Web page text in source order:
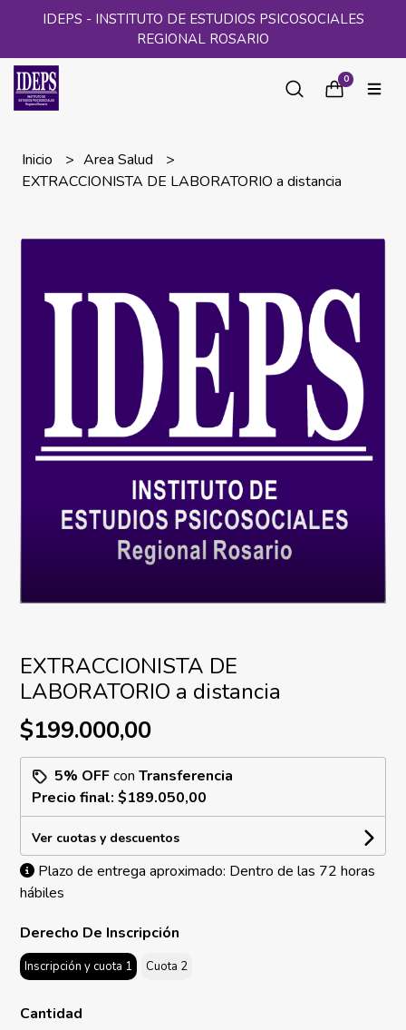
IDEPS - INSTITUTO DE ESTUDIOS PSICOSOCIALES
REGIONAL ROSARIO
0
Inicio
Area Salud
EXTRACCIONISTA DE LABORATORIO a distancia
EXTRACCIONISTA DE
LABORATORIO a distancia
$199.000,00
5% OFFconTransferencia
Precio final:$189.050,00
Ver cuotas y descuentos
Plazo de entrega aproximado: Dentro de las 72 horas
hábiles
Derecho De Inscripción
Inscripción y cuota 1 Cuota 2
Cantidad